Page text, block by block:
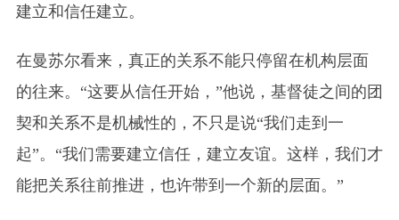
建立和信任建立。
在曼苏尔看来，真正的关系不能只停留在机构层面
的往来。“这要从信任开始，”他说，基督徒之间的团
契和关系不是机械性的，不只是说“我们走到一
起”。“我们需要建立信任，建立友谊。这样，我们才
能把关系往前推进，也许带到一个新的层面。”